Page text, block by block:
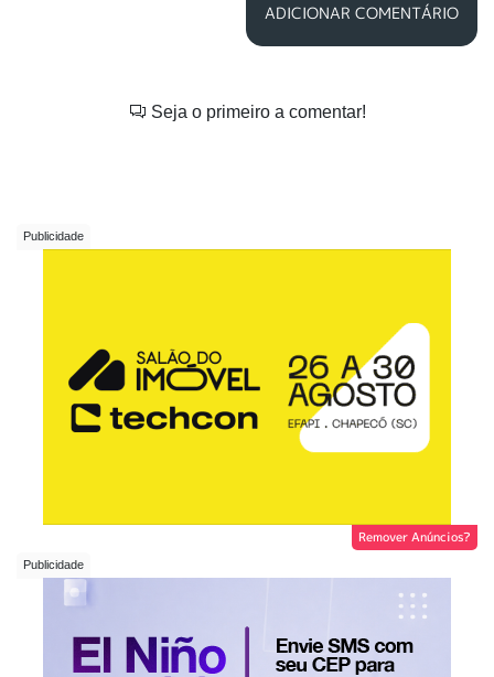
ADICIONAR COMENTÁRIO
Seja o primeiro a comentar!
Remover Anúncios?